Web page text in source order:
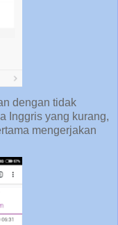
dengan tidak
Inggris yang kurang,
mengerjakan